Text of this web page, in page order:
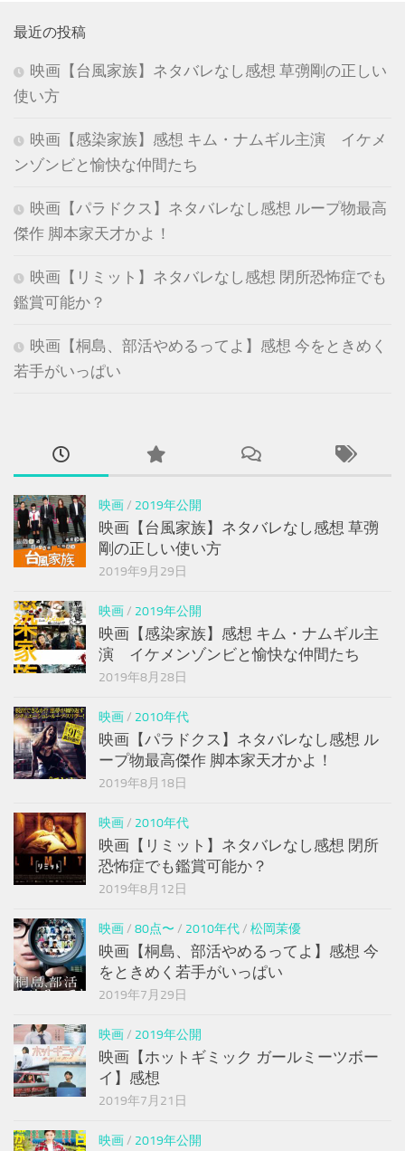
最近の投稿
映画【台風家族】ネタバレなし感想 草彅剛の正しい
使い方
映画【感染家族】感想 キム・ナムギル主演 イケメ
ンゾンビと愉快な仲間たち
映画【パラドクス】ネタバレなし感想 ループ物最高
傑作 脚本家天才かよ！
映画【リミット】ネタバレなし感想 閉所恐怖症でも
鑑賞可能か？
映画【桐島、部活やめるってよ】感想 今をときめく
若手がいっぱい
映画/ 2019年公開
映画【台風家族】ネタバレなし感想 草彅
剛の正しい使い方
2019年9月29日
映画/ 2019年公開
映画【感染家族】感想 キム・ナムギル主
演 イケメンゾンビと愉快な仲間たち
2019年8月28日
映画/ 2010年代
映画【パラドクス】ネタバレなし感想 ル
ープ物最高傑作 脚本家天才かよ！
2019年8月18日
映画/ 2010年代
映画【リミット】ネタバレなし感想 閉所
恐怖症でも鑑賞可能か？
2019年8月12日
映画/ 80点〜 / 2010年代/ 松岡茉優
映画【桐島、部活やめるってよ】感想 今
をときめく若手がいっぱい
2019年7月29日
映画/ 2019年公開
映画【ホットギミック ガールミーツボー
イ】感想
2019年7月21日
映画/ 2019年公開